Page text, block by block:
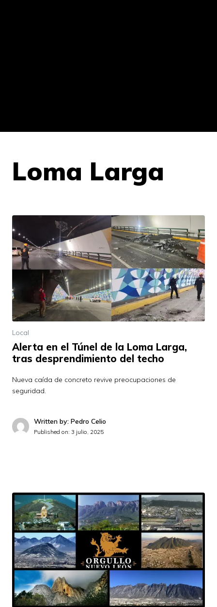
Loma Larga
Local
Alerta en el Túnel de la Loma Larga,
tras desprendimiento del techo
Nueva caída de concreto revive preocupaciones de
seguridad.
Written by: Pedro Celio
Published on: 3 julio, 2025